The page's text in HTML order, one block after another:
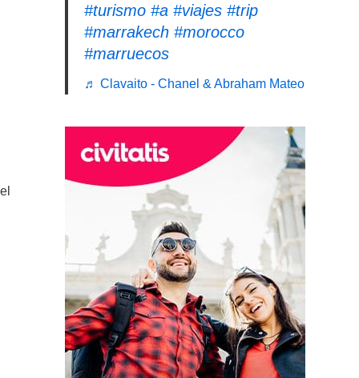
#turismo #a #viajes #trip
#marrakech #morocco
#marruecos
♬ Clavaito - Chanel & Abraham Mateo